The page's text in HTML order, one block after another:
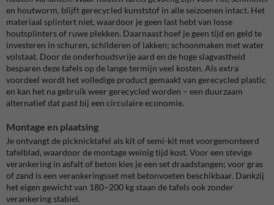
en houtworm, blijft gerecycled kunststof in alle seizoenen intact. Het
materiaal splintert niet, waardoor je geen last hebt van losse
houtsplinters of ruwe plekken. Daarnaast hoef je geen tijd en geld te
investeren in schuren, schilderen of lakken; schoonmaken met water
volstaat. Door de onderhoudsvrije aard en de hoge slagvastheid
besparen deze tafels op de lange termijn veel kosten. Als extra
voordeel wordt het volledige product gemaakt van gerecycled plastic
en kan het na gebruik weer gerecycled worden – een duurzaam
alternatief dat past bij een circulaire economie.
Montage en plaatsing
Je ontvangt de picknicktafel als kit of semi-kit met voorgemonteerd
tafelblad, waardoor de montage weinig tijd kost. Voor een stevige
verankering in asfalt of beton kies je een set draadstangen; voor gras
of zand is een verankeringsset met betonvoeten beschikbaar. Dankzij
het eigen gewicht van 180–200 kg staan de tafels ook zonder
verankering stabiel.